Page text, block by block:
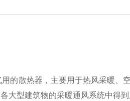
的散热器，主要用于热风采暖、
大型建筑物的采暖通风系统中得到